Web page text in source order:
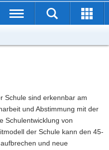
Suche
Schule sind erkennbar am
und Abstimmung mit der
Schulentwicklung von
der Schule kann den 45-
und neue